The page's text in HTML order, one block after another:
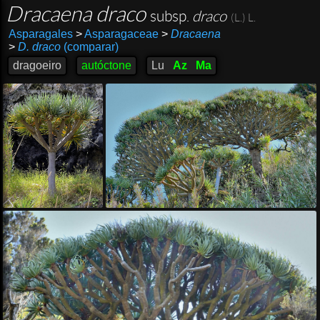
Dracaena draco subsp. draco (L.) L.
Asparagales >Asparagaceae > Dracaena
> D. draco(comparar)
dragoeiro
autóctone Lu Az Ma